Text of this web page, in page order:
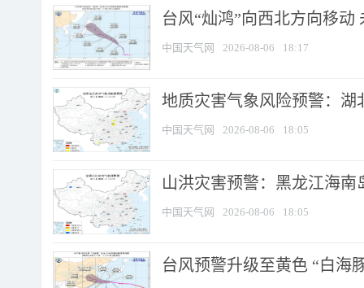
台风“灿鸿”向西北方向移动
中国天气网 2026-08-06 18:17
地质灾害气象风险预警：湖
中国天气网 2026-08-06 18:05
山洪灾害预警：黑龙江海
中国天气网 2026-08-06 18:05
台风预警升级至黄色 “白海